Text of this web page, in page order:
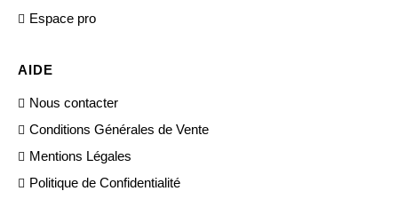
Espace pro
AIDE
Nous contacter
Conditions Générales de Vente
Mentions Légales
Politique de Confidentialité